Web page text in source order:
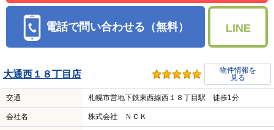
電話で問い合わせる（無料） LINE
大通西１８丁目店
物件情報を
見る
交通 札幌市営地下鉄東西線西１８丁目駅 徒歩1分
会社名 株式会社 ＮＣＫ